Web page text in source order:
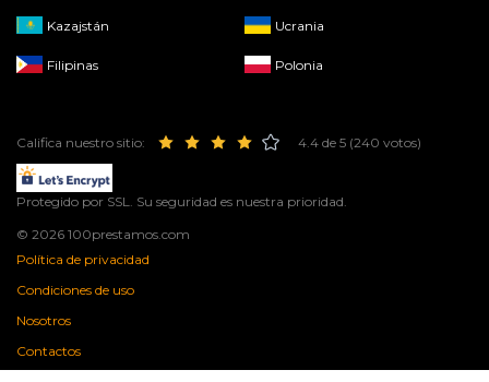
Kazajstán Ucrania
Filipinas Polonia
Califica nuestro sitio: 4.4 de 5 (240 votos)
Protegido por SSL. Su seguridad es nuestra prioridad.
© 2026 100prestamos.com
Política de privacidad
Condiciones de uso
Nosotros
Contactos